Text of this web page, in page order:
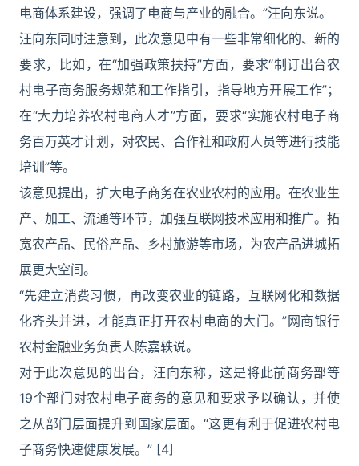
电商体系建设，强调了电商与产业的融合。”汪向东说。
汪向东同时注意到，此次意见中有一些非常细化的、新的
要求，比如，在“加强政策扶持”方面，要求“制订出台农
村电子商务服务规范和工作指引，指导地方开展工作”；
在“大力培养农村电商人才”方面，要求“实施农村电子商
务百万英才计划，对农民、合作社和政府人员等进行技能
培训”等。
该意见提出，扩大电子商务在农业农村的应用。在农业生
产、加工、流通等环节，加强互联网技术应用和推广。拓
宽农产品、民俗产品、乡村旅游等市场，为农产品进城拓
展更大空间。
“先建立消费习惯，再改变农业的链路，互联网化和数据
化齐头并进，才能真正打开农村电商的大门。”网商银行
农村金融业务负责人陈嘉轶说。
对于此次意见的出台，汪向东称，这是将此前商务部等
19个部门对农村电子商务的意见和要求予以确认，并使
之从部门层面提升到国家层面。“这更有利于促进农村电
子商务快速健康发展。” [4]